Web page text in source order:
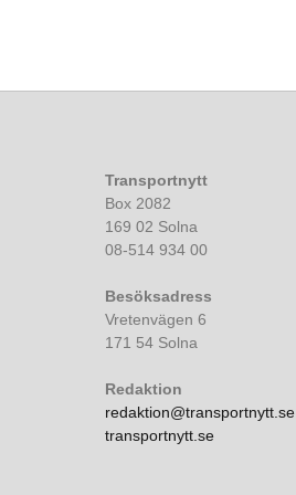
Transportnytt
Box 2082
169 02 Solna
08-514 934 00
Besöksadress
Vretenvägen 6
171 54 Solna
Redaktion
redaktion@transportnytt.se
transportnytt.se